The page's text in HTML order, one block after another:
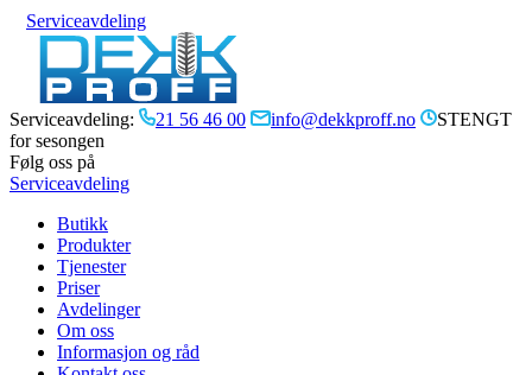
Serviceavdeling
Serviceavdeling: 21 56 46 00 info@dekkproff.no
STENGT
for sesongen
Følg oss på
Serviceavdeling
Butikk
Produkter
Tjenester
Priser
Avdelinger
Om oss
Informasjon og råd